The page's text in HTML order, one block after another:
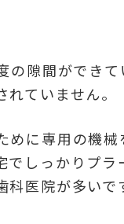
隙間ができて
ていません。
めに専用の機械
しっかりプラ
医院が多いで